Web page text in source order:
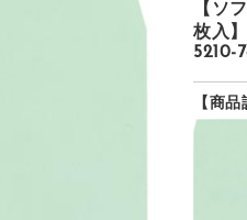
【ソ
枚入
5210-
【商